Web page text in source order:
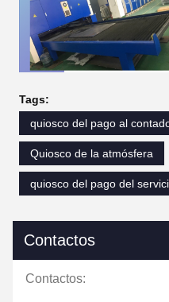
Tags:
quiosco del pago al
Quiosco de la atmósfera
quiosco del pago del
Contactos
Contactos: